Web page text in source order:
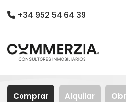
+34 952 54 64 39
Comprar Alquilar